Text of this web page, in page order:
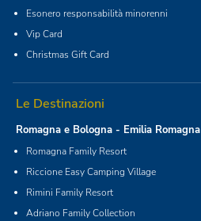
Esonero responsabilità minorenni
Vip Card
Christmas Gift Card
Le Destinazioni
Romagna e Bologna - Emilia Romagna
Romagna Family Resort
Riccione Easy Camping Village
Rimini Family Resort
Adriano Family Collection